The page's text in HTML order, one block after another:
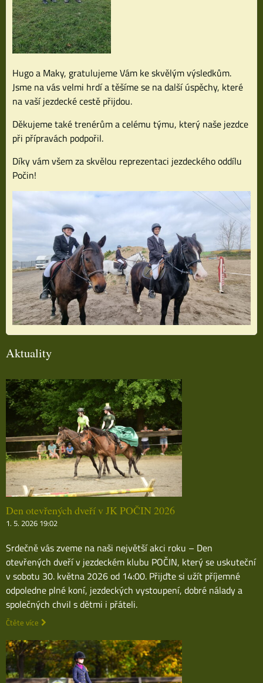
Hugo a Maky, gratulujeme Vám ke skvělým výsledkům.
Jsme na vás velmi hrdí a těšíme se na další úspěchy, které
na vaší jezdecké cestě přijdou.
Děkujeme také trenérům a celému týmu, který naše jezdce
při přípravách podpořil.
Díky vám všem za skvělou reprezentaci jezdeckého oddílu
Počin!
Aktuality
Den otevřených dveří v JK POČIN 2026
1. 5. 2026 19:02
Srdečně vás zveme na naši největší akci roku – Den
otevřených dveří v jezdeckém klubu POČIN, který se uskuteční
v sobotu 30. května 2026 od 14:00. Přijďte si užít příjemné
odpoledne plné koní, jezdeckých vystoupení, dobré nálady a
společných chvil s dětmi i přáteli.
Čtěte více